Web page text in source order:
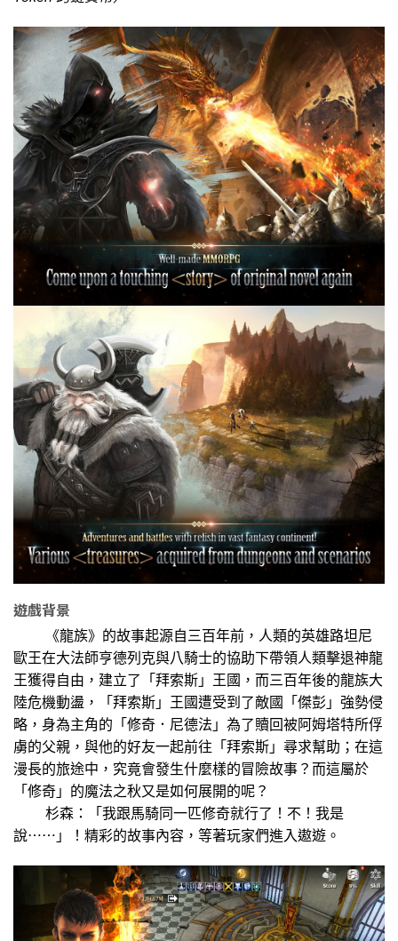
遊戲背景
《龍族》的故事起源自三百年前，人類的英雄路坦尼
歐王在大法師亨德列克與八騎士的協助下帶領人類擊退神龍
王獲得自由，建立了「拜索斯」王國，而三百年後的龍族大
陸危機動盪，「拜索斯」王國遭受到了敵國「傑彭」強勢侵
略，身為主角的「修奇．尼德法」為了贖回被阿姆塔特所俘
虜的父親，與他的好友一起前往「拜索斯」尋求幫助；在這
漫長的旅途中，究竟會發生什麼樣的冒險故事？而這屬於
「修奇」的魔法之秋又是如何展開的呢？
杉森：「我跟馬騎同一匹修奇就行了！不！我是
說⋯⋯」！精彩的故事內容，等著玩家們進入遨遊。